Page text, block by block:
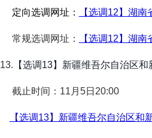
定向选调网址： 【选调12】湖
常规选调网址： 【选调12】湖
13. 【选调13】新疆维吾尔自治区
截止时间： 11月5日20:00
【选调13】新疆维吾尔自治区和